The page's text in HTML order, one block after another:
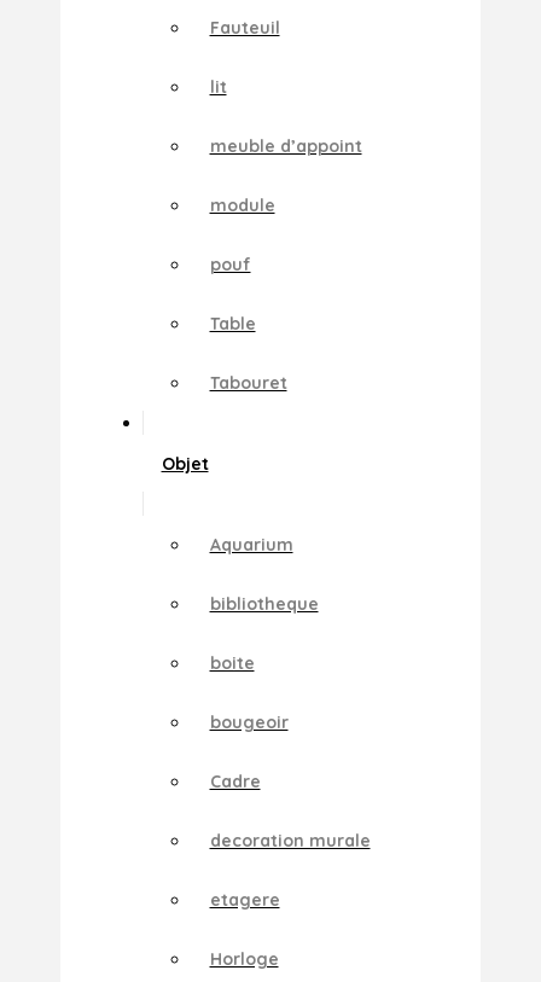
Fauteuil
lit
meuble d’appoint
module
pouf
Table
Tabouret
Objet
Aquarium
bibliotheque
boite
bougeoir
Cadre
decoration murale
etagere
Horloge